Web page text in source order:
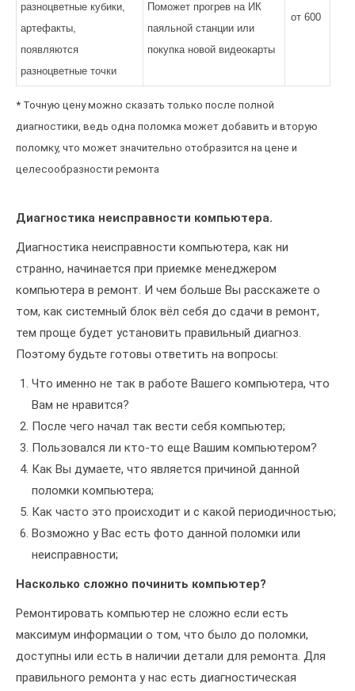
разноцветные кубики,
артефакты,
появляются
разноцветные точки
Поможет прогрев на ИК
паяльной станции или
покупка новой видеокарты
от 600
* Точную цену можно сказать только после полной
диагностики, ведь одна поломка может добавить и вторую
поломку, что может значительно отобразится на цене и
целесообразности ремонта
Диагностика неисправности компьютера.
Диагностика неисправности компьютера, как ни
странно, начинается при приемке менеджером
компьютера в ремонт. И чем больше Вы расскажете о
том, как системный блок вёл себя до сдачи в ремонт,
тем проще будет установить правильный диагноз.
Поэтому будьте готовы ответить на вопросы:
Что именно не так в работе Вашего компьютера, что
Вам не нравится?
После чего начал так вести себя компьютер;
Пользовался ли кто-то еще Вашим компьютером?
Как Вы думаете, что является причиной данной
поломки компьютера;
Как часто это происходит и с какой периодичностью;
Возможно у Вас есть фото данной поломки или
неисправности;
Насколько сложно починить компьютер?
Ремонтировать компьютер не сложно если есть
максимум информации о том, что было до поломки,
доступны или есть в наличии детали для ремонта. Для
правильного ремонта у нас есть диагностическая